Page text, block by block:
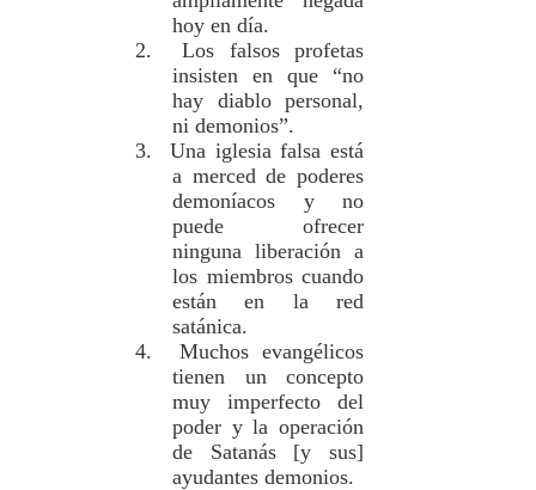
hoy en día.
2. Los falsos profetas
insisten en que “no
hay diablo personal,
ni demonios”.
3. Una iglesia falsa está
a merced de poderes
demoníacos y no
puede ofrecer
ninguna liberación a
los miembros cuando
están en la red
satánica.
4. Muchos evangélicos
tienen un concepto
muy imperfecto del
poder y la operación
de Satanás [y sus]
ayudantes demonios.